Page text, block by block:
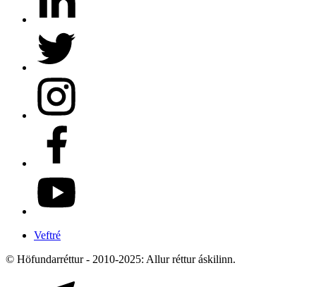
Veftré
© Höfundarréttur - 2010-2025: Allur réttur áskilinn.